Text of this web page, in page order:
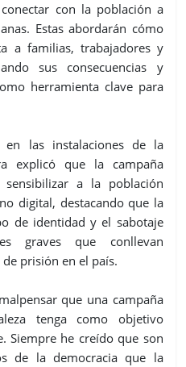
con la población a
Estas abordarán cómo
a familias, trabajadores y
sus consecuencias y
herramienta clave para
las instalaciones de la
explicó que la campaña
a la población
digital, destacando que la
de identidad y el sabotaje
graves que conllevan
prisión en el país.
que una campaña
tenga como objetivo
Siempre he creído que son
de la democracia que la